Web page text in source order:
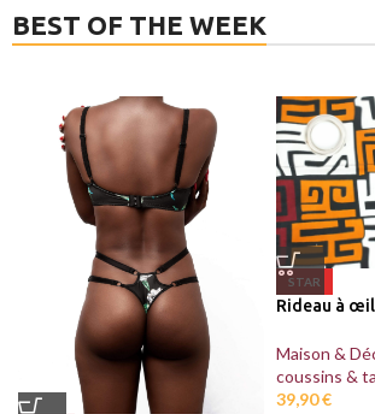
BEST OF THE WEEK
STAR
Rideau à
Maison &
coussins &
39,90€